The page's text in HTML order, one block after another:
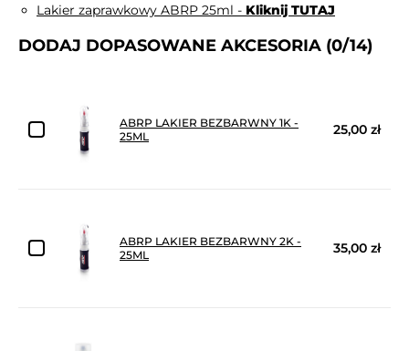
Lakier zaprawkowy ABRP 25ml - Kliknij TUTAJ
DODAJ DOPASOWANE AKCESORIA (0/14)
ABRP LAKIER BEZBARWNY 1K -
25ML
25,00 zł
ABRP LAKIER BEZBARWNY 2K -
25ML
35,00 zł